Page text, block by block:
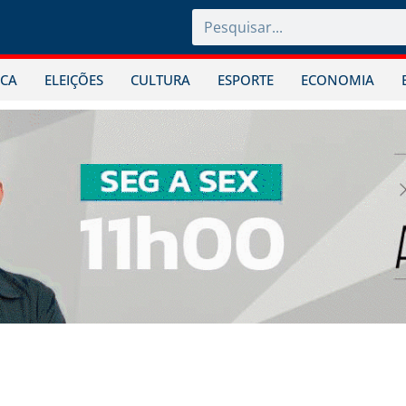
ELEIÇÕES CULTURA ESPORTE ECONOMIA